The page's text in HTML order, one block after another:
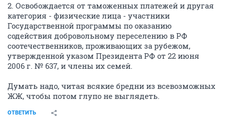
2. Освобождается от таможенных платежей и другая
категория - физические лица - участники
Государственной программы по оказанию
содействия добровольному переселению в РФ
соотечественников, проживающих за рубежом,
утвержденной указом Президента РФ от 22 июня
2006 г. № 637, и члены их семей.
Думать надо, читая всякие бредни из всевозможных
ЖЖ, чтобы потом глупо не выглядеть.
ОТВЕТИТЬ